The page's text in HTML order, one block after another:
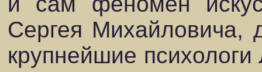
Сергея
крупнейшие